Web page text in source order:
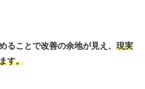
ることで改善の余地が見え、 現実
す。